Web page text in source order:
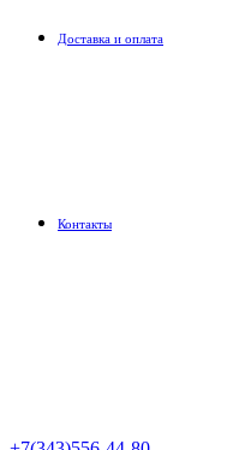
Доставка и оплата
Контакты